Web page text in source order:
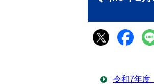
令和7年度